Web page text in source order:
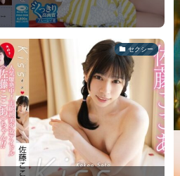
セクシー